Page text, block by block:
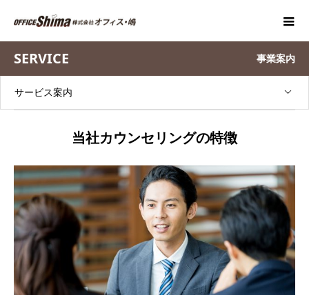
SERVICE 事業案内
サービス案内
当社カウンセリングの特徴